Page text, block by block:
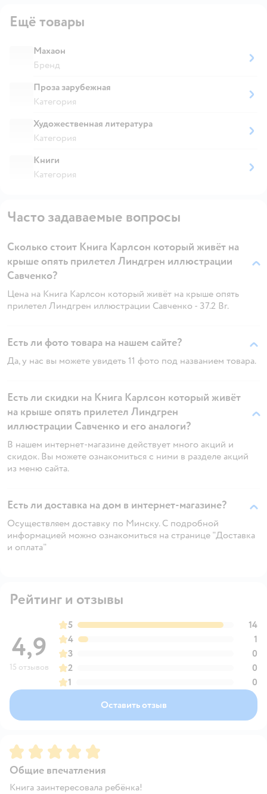
Ещё товары
Махаон
Бренд
Проза зарубежная
Категория
Художественная литература
Категория
Книги
Категория
Часто задаваемые вопросы
Сколько стоит Книга Карлсон который живёт на
крыше опять прилетел Линдгрен иллюстрации
Савченко?
Цена на Книга Карлсон который живёт на крыше опять
прилетел Линдгрен иллюстрации Савченко - 37.2 Br.
Есть ли фото товара на нашем сайте?
Да, у нас вы можете увидеть 11 фото под названием товара.
Есть ли скидки на Книга Карлсон который живёт
на крыше опять прилетел Линдгрен
иллюстрации Савченко и его аналоги?
В нашем интернет-магазине действует много акций и
скидок. Вы можете ознакомиться с ними в разделе акций
из меню сайта.
Есть ли доставка на дом в интернет-магазине?
Осуществляем доставку по Минску. С подробной
информацией можно ознакомиться на странице "Доставка
и оплата"
Рейтинг и отзывы
4,9
15 отзывов
5
14
4
1
3
0
2
0
1
0
Оставить отзыв
Рейтинг:5
Общие впечатления
Книга заинтересовала ребёнка!